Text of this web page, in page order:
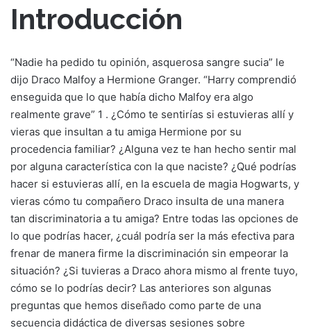
Introducción
“Nadie ha pedido tu opinión, asquerosa sangre sucia” le
dijo Draco Malfoy a Hermione Granger. “Harry comprendió
enseguida que lo que había dicho Malfoy era algo
realmente grave” 1 . ¿Cómo te sentirías si estuvieras allí y
vieras que insultan a tu amiga Hermione por su
procedencia familiar? ¿Alguna vez te han hecho sentir mal
por alguna característica con la que naciste? ¿Qué podrías
hacer si estuvieras allí, en la escuela de magia Hogwarts, y
vieras cómo tu compañero Draco insulta de una manera
tan discriminatoria a tu amiga? Entre todas las opciones de
lo que podrías hacer, ¿cuál podría ser la más efectiva para
frenar de manera firme la discriminación sin empeorar la
situación? ¿Si tuvieras a Draco ahora mismo al frente tuyo,
cómo se lo podrías decir? Las anteriores son algunas
preguntas que hemos diseñado como parte de una
secuencia didáctica de diversas sesiones sobre